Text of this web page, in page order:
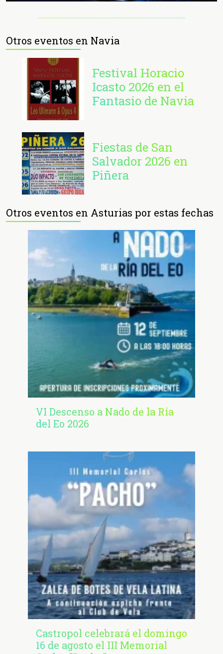
Otros eventos en Navia
Festival Horacio
Icasto 2026 en el
Fantasio de Navia
Fiestas de San
Salvador 2026 en
Piñera
Otros eventos en Asturias por estas fechas
VI Descenso a Nado de la Ría
del Eo 2026
Castropol celebrará el domingo
16 de agosto el III Memorial